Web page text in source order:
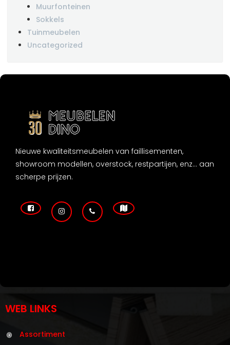
Muurfonteinen
Sokkels
Tuinmeubelen
Uncategorized
Nieuwe kwaliteitsmeubelen van faillisementen,
showroom modellen, overstock, restpartijen, enz... aan
scherpe prijzen.
WEB LINKS
Assortiment